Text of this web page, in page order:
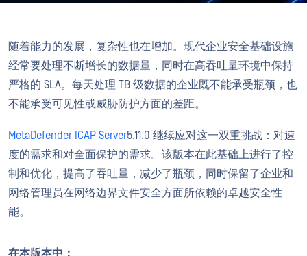
随着能力的发展，复杂性也在增加。现代企业安全基础设施
经常要处理不断增长的数据量，同时在高吞吐量环境中保持
严格的 SLA。每天处理 TB 级数据的企业既不能承受瓶颈，也
不能承受可见性或威胁防护方面的差距。
MetaDefender ICAP Server5.11.0 继续应对这一双重挑战：对速
度的需求和对全面保护的需求。该版本在此基础上进行了控
制和优化，提高了吞吐量，减少了瓶颈，同时保留了企业和
网络管理员在网络边界文件安全方面所依赖的卓越安全性
能。
在本版本中：